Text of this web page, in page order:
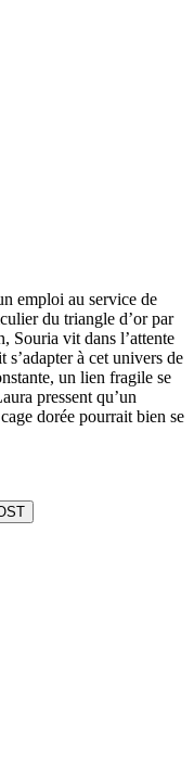
emploi au service de
du triangle d’or par
Souria vit dans l’attente
s’adapter à cet univers de
un lien fragile se
pressent qu’un
dorée pourrait bien se